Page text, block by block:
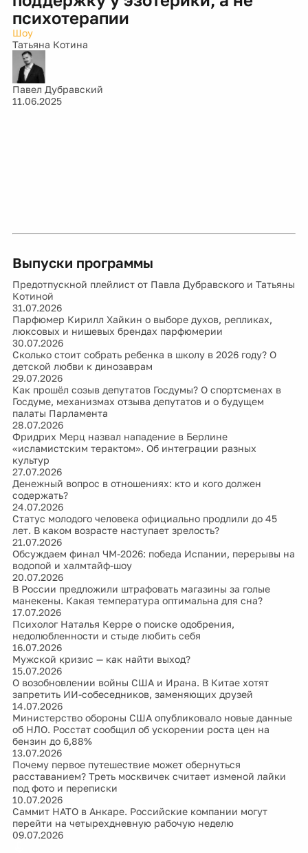
психотерапии
Шоу
Татьяна Котина
Павел Дубравский
11.06.2025
Выпуски программы
Предотпускной плейлист от Павла Дубравского и Татьяны
Котиной
31.07.2026
Парфюмер Кирилл Хайкин о выборе духов, репликах,
люксовых и нишевых брендах парфюмерии
30.07.2026
Сколько стоит собрать ребенка в школу в 2026 году? О
детской любви к динозаврам
29.07.2026
Как прошёл созыв депутатов Госдумы? О спортсменах в
Госдуме, механизмах отзыва депутатов и о будущем
палаты Парламента
28.07.2026
Фридрих Мерц назвал нападение в Берлине
«исламистским терактом». Об интеграции разных
культур
27.07.2026
Денежный вопрос в отношениях: кто и кого должен
содержать?
24.07.2026
Статус молодого человека официально продлили до 45
лет. В каком возрасте наступает зрелость?
21.07.2026
Обсуждаем финал ЧМ-2026: победа Испании, перерывы на
водопой и халмтайф-шоу
20.07.2026
В России предложили штрафовать магазины за голые
манекены. Какая температура оптимальна для сна?
17.07.2026
Психолог Наталья Керре о поиске одобрения,
недолюбленности и стыде любить себя
16.07.2026
Мужской кризис — как найти выход?
15.07.2026
О возобновлении войны США и Ирана. В Китае хотят
запретить ИИ-собеседников, заменяющих друзей
14.07.2026
Министерство обороны США опубликовало новые данные
об НЛО. Росстат сообщил об ускорении роста цен на
бензин до 6,88%
13.07.2026
Почему первое путешествие может обернуться
расставанием? Треть москвичек считает изменой лайки
под фото и переписки
10.07.2026
Саммит НАТО в Анкаре. Российские компании могут
перейти на четырехдневную рабочую неделю
09.07.2026